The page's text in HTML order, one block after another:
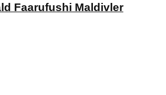
Faarufushi Maldivler